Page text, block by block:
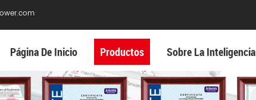
Página De Inicio Productos Sobre La Inteligencia